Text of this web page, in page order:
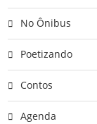
No Ônibus
Poetizando
Contos
Agenda